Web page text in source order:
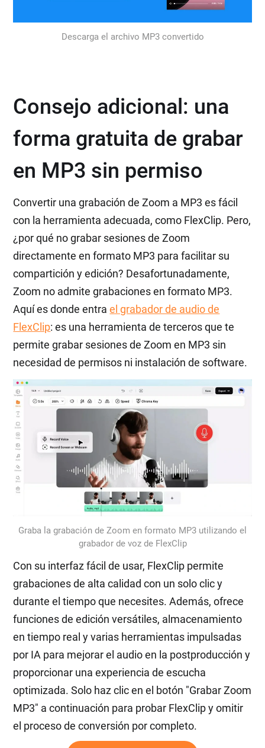
Descarga el archivo MP3 convertido
Consejo adicional: una
forma gratuita de grabar
en MP3 sin permiso
Convertir una grabación de Zoom a MP3 es fácil
con la herramienta adecuada, como FlexClip. Pero,
¿por qué no grabar sesiones de Zoom
directamente en formato MP3 para facilitar su
compartición y edición? Desafortunadamente,
Zoom no admite grabaciones en formato MP3.
Aquí es donde entrael grabador de audio de
FlexClip: es una herramienta de terceros que te
permite grabar sesiones de Zoom en MP3 sin
necesidad de permisos ni instalación de software.
Graba la grabación de Zoom en formato MP3 utilizando el
grabador de voz de FlexClip
Con su interfaz fácil de usar, FlexClip permite
grabaciones de alta calidad con un solo clic y
durante el tiempo que necesites. Además, ofrece
funciones de edición versátiles, almacenamiento
en tiempo real y varias herramientas impulsadas
por IA para mejorar el audio en la postproducción y
proporcionar una experiencia de escucha
optimizada. Solo haz clic en el botón "Grabar Zoom
MP3" a continuación para probar FlexClip y omitir
el proceso de conversión por completo.